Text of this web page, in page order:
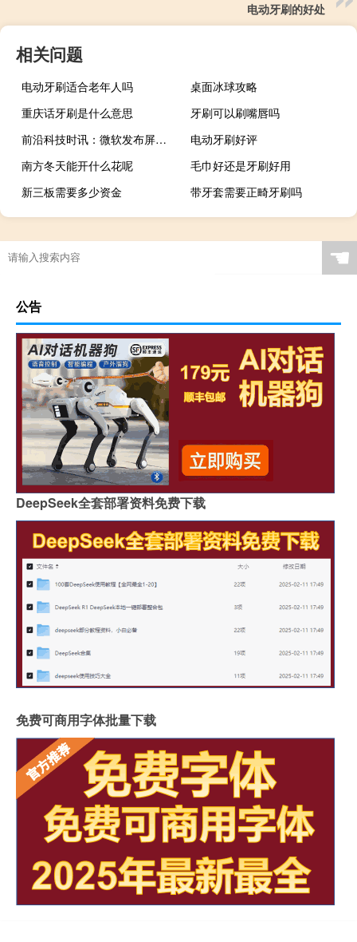
电动牙刷的好处
相关问题
电动牙刷适合老年人吗
桌面冰球攻略
重庆话牙刷是什么意思
牙刷可以刷嘴唇吗
前沿科技时讯：微软发布屏蔽工具：防止测试版Win10升级崩溃
电动牙刷好评
南方冬天能开什么花呢
毛巾好还是牙刷好用
新三板需要多少资金
带牙套需要正畸牙刷吗
☚
公告
DeepSeek全套部署资料免费下载
免费可商用字体批量下载